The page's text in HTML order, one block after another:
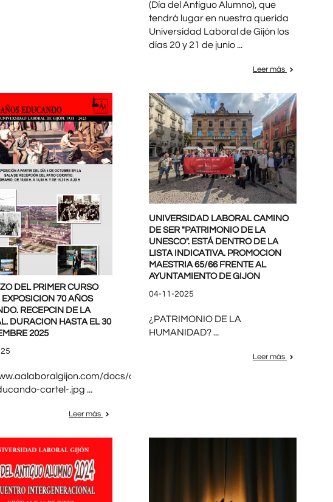
(Día del Antiguo Alumno), que
tendrá lugar en nuestra querida
Universidad Laboral de Gijón los
días 20 y 21 de junio ...
Leer más
DEL PRIMER CURSO
70 AÑOS
RECEPCIN DE LA
DURACION HASTA EL 30
2025
docs/archivos/70-
cartel-.jpg ...
Leer más
UNIVERSIDAD LABORAL CAMINO
DE SER "PATRIMONIO DE LA
UNESCO". ESTÁ DENTRO DE LA
LISTA INDICATIVA. PROMOCION
MAESTRIA 65/66 FRENTE AL
AYUNTAMIENTO DE GIJON
04-11-2025
¿PATRIMONIO DE LA
HUMANIDAD? ...
Leer más